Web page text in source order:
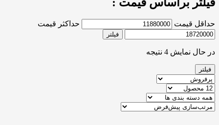
حداقل قیمت حداکثر قیمت
فیلتر
در حال نمایش 4 نتیجه
فیلتر